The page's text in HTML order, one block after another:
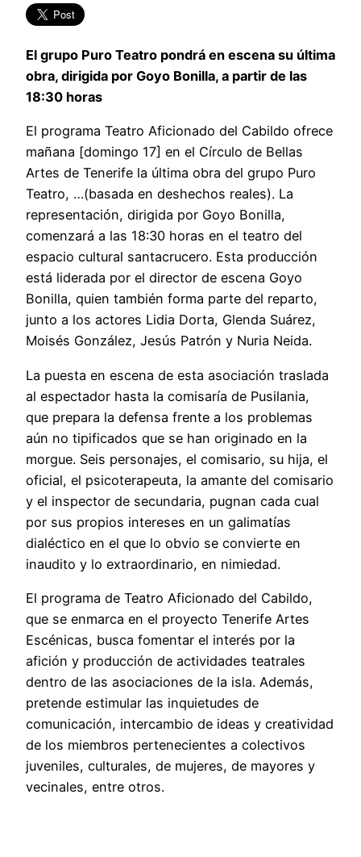
El grupo Puro Teatro pondrá en escena su última
obra, dirigida por Goyo Bonilla, a partir de las
18:30 horas
El programa Teatro Aficionado del Cabildo ofrece
mañana [domingo 17] en el Círculo de Bellas
Artes de Tenerife la última obra del grupo Puro
Teatro, …(basada en deshechos reales). La
representación, dirigida por Goyo Bonilla,
comenzará a las 18:30 horas en el teatro del
espacio cultural santacrucero. Esta producción
está liderada por el director de escena Goyo
Bonilla, quien también forma parte del reparto,
junto a los actores Lidia Dorta, Glenda Suárez,
Moisés González, Jesús Patrón y Nuria Neida.
La puesta en escena de esta asociación traslada
al espectador hasta la comisaría de Pusilania,
que prepara la defensa frente a los problemas
aún no tipificados que se han originado en la
morgue. Seis personajes, el comisario, su hija, el
oficial, el psicoterapeuta, la amante del comisario
y el inspector de secundaria, pugnan cada cual
por sus propios intereses en un galimatías
dialéctico en el que lo obvio se convierte en
inaudito y lo extraordinario, en nimiedad.
El programa de Teatro Aficionado del Cabildo,
que se enmarca en el proyecto Tenerife Artes
Escénicas, busca fomentar el interés por la
afición y producción de actividades teatrales
dentro de las asociaciones de la isla. Además,
pretende estimular las inquietudes de
comunicación, intercambio de ideas y creatividad
de los miembros pertenecientes a colectivos
juveniles, culturales, de mujeres, de mayores y
vecinales, entre otros.